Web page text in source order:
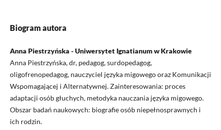
Biogram autora
Anna Piestrzyńska - Uniwersytet Ignatianum w Krakowie
Anna Piestrzyńska, dr, pedagog, surdopedagog,
oligofrenopedagog, nauczyciel języka migowego oraz Komunikacji
Wspomagającej i Alternatywnej. Zainteresowania: proces
adaptacji osób głuchych, metodyka nauczania języka migowego.
Obszar badań naukowych: biografie osób niepełnosprawnych i
ich rodzin.